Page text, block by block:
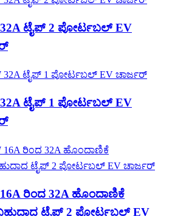
32A ಟೈಪ್ 2 ಪೋರ್ಟಬಲ್ EV
32A ಟೈಪ್ 1 ಪೋರ್ಟಬಲ್ EV
ರಿಂದ 32A ಹೊಂದಾಣಿಕೆ
ಟೈಪ್ 2 ಪೋರ್ಟಬಲ್ EV